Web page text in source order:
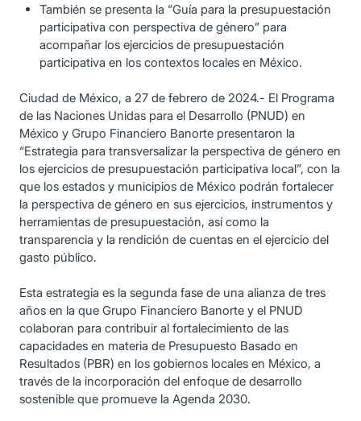
También se presenta la “Guía para la presupuestación
participativa con perspectiva de género” para
acompañar los ejercicios de presupuestación
participativa en los contextos locales en México.
Ciudad de México, a 27 de febrero de 2024.- El Programa
de las Naciones Unidas para el Desarrollo (PNUD) en
México y Grupo Financiero Banorte presentaron la
“Estrategia para transversalizar la perspectiva de género en
los ejercicios de presupuestación participativa local”, con la
que los estados y municipios de México podrán fortalecer
la perspectiva de género en sus ejercicios, instrumentos y
herramientas de presupuestación, así como la
transparencia y la rendición de cuentas en el ejercicio del
gasto público.
Esta estrategia es la segunda fase de una alianza de tres
años en la que Grupo Financiero Banorte y el PNUD
colaboran para contribuir al fortalecimiento de las
capacidades en materia de Presupuesto Basado en
Resultados (PBR) en los gobiernos locales en México, a
través de la incorporación del enfoque de desarrollo
sostenible que promueve la Agenda 2030.